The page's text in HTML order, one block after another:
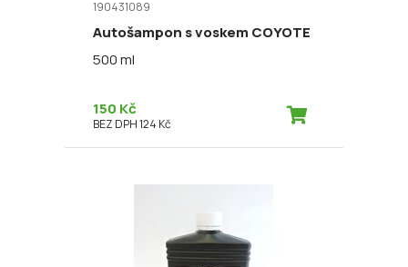
190431089
Autošampon s voskem COYOTE
500 ml
150 Kč
BEZ DPH 124 Kč